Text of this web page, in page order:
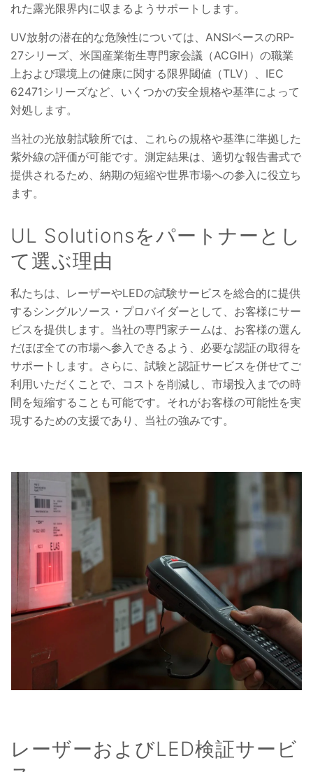
れた露光限界内に収まるようサポートします。
UV放射の潜在的な危険性については、ANSIベースのRP-
27シリーズ、米国産業衛生専門家会議（ACGIH）の職業
上および環境上の健康に関する限界閾値（TLV）、IEC
62471シリーズなど、いくつかの安全規格や基準によって
対処します。
当社の光放射試験所では、これらの規格や基準に準拠した
紫外線の評価が可能です。測定結果は、適切な報告書式で
提供されるため、納期の短縮や世界市場への参入に役立ち
ます。
UL Solutionsをパートナーとし
て選ぶ理由
私たちは、レーザーやLEDの試験サービスを総合的に提供
するシングルソース・プロバイダーとして、お客様にサー
ビスを提供します。当社の専門家チームは、お客様の選ん
だほぼ全ての市場へ参入できるよう、必要な認証の取得を
サポートします。さらに、試験と認証サービスを併せてご
利用いただくことで、コストを削減し、市場投入までの時
間を短縮することも可能です。それがお客様の可能性を実
現するための支援であり、当社の強みです。
レーザーおよびLED検証サービ